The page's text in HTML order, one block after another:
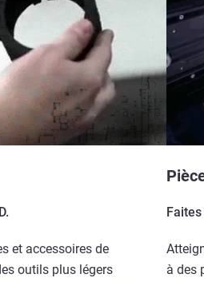
et accessoires de
outils plus légers
à des